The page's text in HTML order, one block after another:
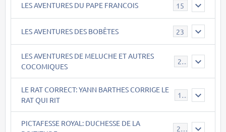
LES AVENTURES DU PAPE FRANCOIS 15
LES AVENTURES DES BOBÊTES 23
LES AVENTURES DE MELUCHE ET AUTRES
COCOMIQUES
22
LE RAT CORRECT: YANN BARTHES CORRIGE LE
RAT QUI RIT
15
PICTAFESSE ROYAL: DUCHESSE DE LA
23